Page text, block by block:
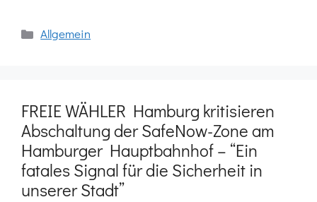
Kategorien
Allgemein
FREIE WÄHLER Hamburg kritisieren
Abschaltung der SafeNow-Zone am
Hamburger Hauptbahnhof – “Ein
fatales Signal für die Sicherheit in
unserer Stadt”